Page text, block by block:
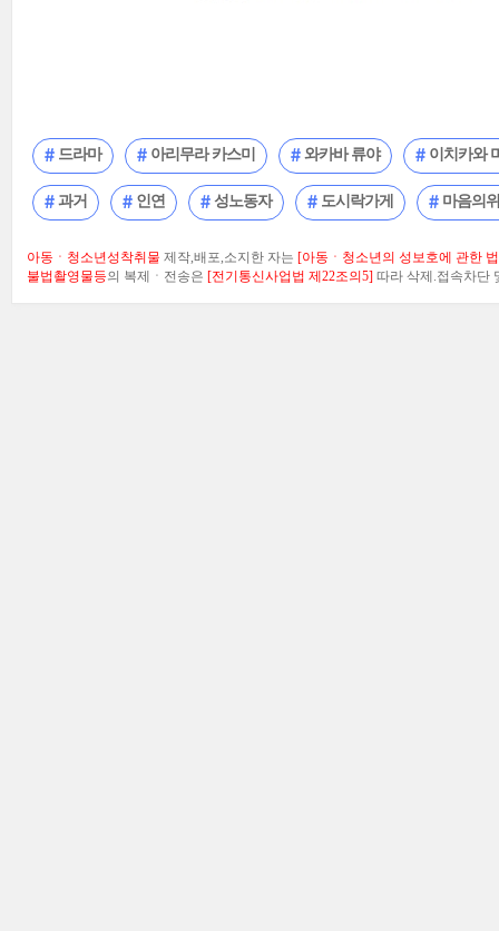
드라마 아리무라 카스미 와카바 류야 이치카와
과거 인연 성노동자 도시락가게 마음의
아동ㆍ청소년성착취물 제작,배포,소지한 자는 [아동ㆍ청소년의 성보호에 관한
불법촬영물등의 복제ㆍ전송은 [전기통신사업법 제22조의5] 따라 삭제.접속차단